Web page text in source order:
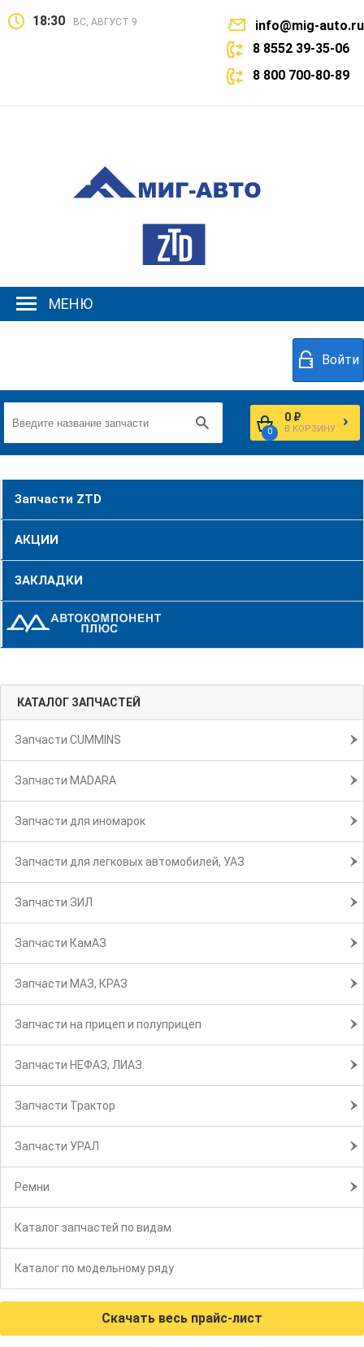
18:30 ВС, АВГУСТ 9
info@mig-auto.ru
8 8552 39-35-06
8 800 700-80-89
МЕНЮ
Войти
0
0 ₽
В КОРЗИНУ
Запчасти ZTD
АКЦИИ
ЗАКЛАДКИ
КАТАЛОГ ЗАПЧАСТЕЙ
Запчасти CUMMINS
Запчасти MADARA
Запчасти для иномарок
Запчасти для легковых автомобилей, УАЗ
Запчасти ЗИЛ
Запчасти КамАЗ
Запчасти МАЗ, КРАЗ
Запчасти на прицеп и полуприцеп
Запчасти НЕФАЗ, ЛИАЗ
Запчасти Трактор
Запчасти УРАЛ
Ремни
Каталог запчастей по видам
Каталог по модельному ряду
Скачать весь прайс-лист